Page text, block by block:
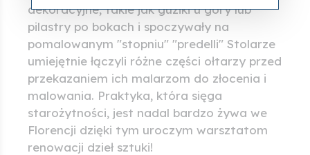
dekoracyjne, takie jak guziki u góry lub
pilastry po bokach i spoczywały na
pomalowanym "stopniu" "predelli" Stolarze
umiejętnie łączyli różne części ołtarzy przed
przekazaniem ich malarzom do złocenia i
malowania. Praktyka, która sięga
starożytności, jest nadal bardzo żywa we
Florencji dzięki tym uroczym warsztatom
renowacji dzieł sztuki!